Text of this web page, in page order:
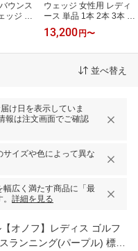
ウンス
ッジ オ
シャフ
ウェッジ 女性用 レディ
ース 単品 1本 2本 3本 ウ
ェッジ セット カーボンL
仕様 格子柄 46度 50度
13,200 円〜
並べ替え
け日を表示していま
報は注文画面でご確認
イズや色によって異な
広く満たす商品に「最
詳細を見る
オノフ】レディス ゴルフ
ランニング(パープル) 標準